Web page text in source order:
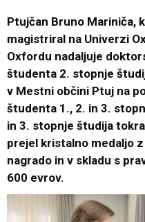
Ptujčan Bruno Mariniča,
magistriral na Univerzi
Oxfordu nadaljuje
študenta 2. stopnje
v Mestni občini Ptuj na
študenta 1., 2. in 3.
in 3. stopnje študija
prejel kristalno medaljo
nagrado in v skladu s
600 evrov.